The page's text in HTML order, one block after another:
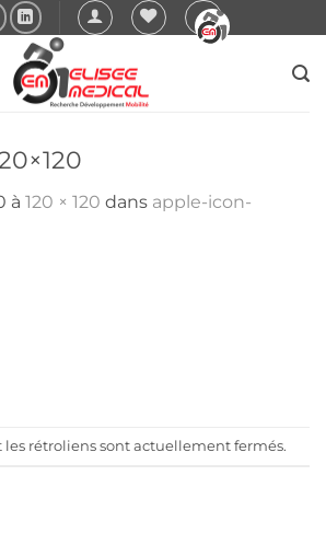
à 120 × 120 dans apple-icon-
les rétroliens sont actuellement fermés.